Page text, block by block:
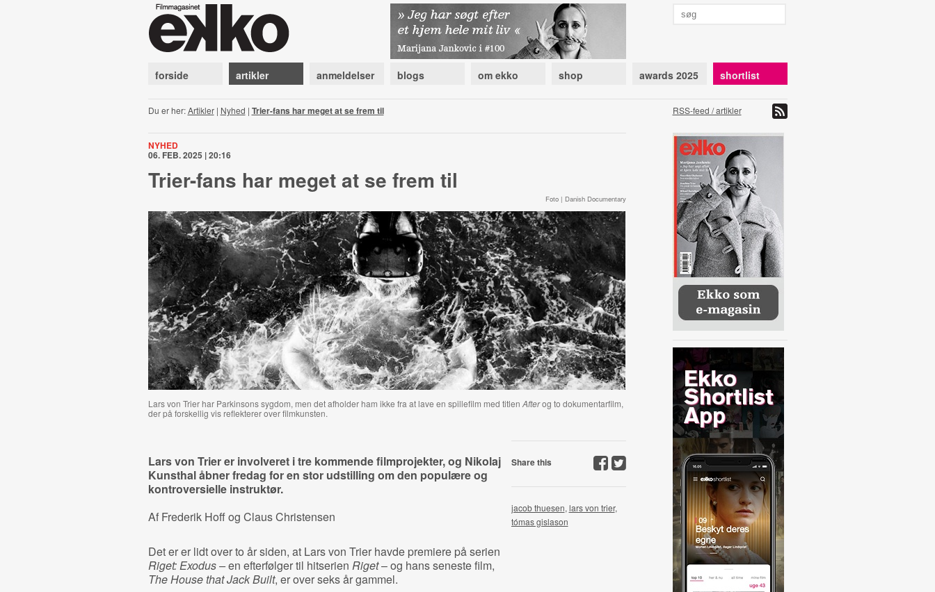
forside artikler anmeldelser blogs om ekko shop awards 2025 shortlist
Du er her:Artikler| Nyhed | Trier-fans har meget at se frem til RSS-feed / artikler
NYHED
06. FEB. 2025 | 20:16
Trier-fans har meget at se frem til
Foto | Danish Documentary
Lars von Trier har Parkinsons sygdom, men det afholder ham ikke fra at lave en spillefilm med titlen Afterog to dokumentarfilm,
der på forskellig vis reflekterer over filmkunsten.
Lars von Trier er involveret i tre kommende filmprojekter, og Nikolaj
Kunsthal åbner fredag for en stor udstilling om den populære og
kontroversielle instruktør.
Af Frederik Hoff og Claus Christensen
Det er er lidt over to år siden, at Lars von Trier havde premiere på serien
Riget: Exodus –en efterfølger til hitserien Riget– og hans seneste film,
The House that Jack Built, er over seks år gammel.
Share this
jacob thuesen, lars von trier,
tómas gislason